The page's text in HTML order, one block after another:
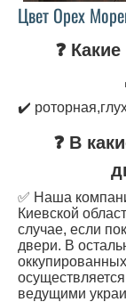
Цвет Орех
❓
✔️
❓ В
✅ Наша
Киевской
случае, если
двери. В
ведущими